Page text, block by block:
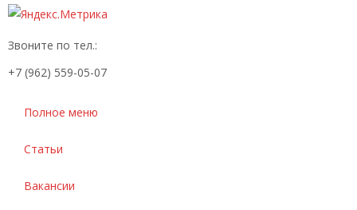
Звоните по тел.:
+7 (962) 559-05-07
Полное меню
Статьи
Вакансии